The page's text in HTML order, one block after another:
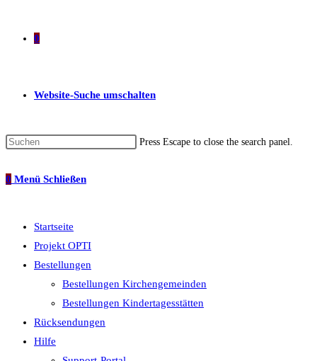
0
Website-Suche umschalten
Press Escape to close the search panel.
0 Menü Schließen
Startseite
Projekt OPTI
Bestellungen
Bestellungen Kirchengemeinden
Bestellungen Kindertagesstätten
Rücksendungen
Hilfe